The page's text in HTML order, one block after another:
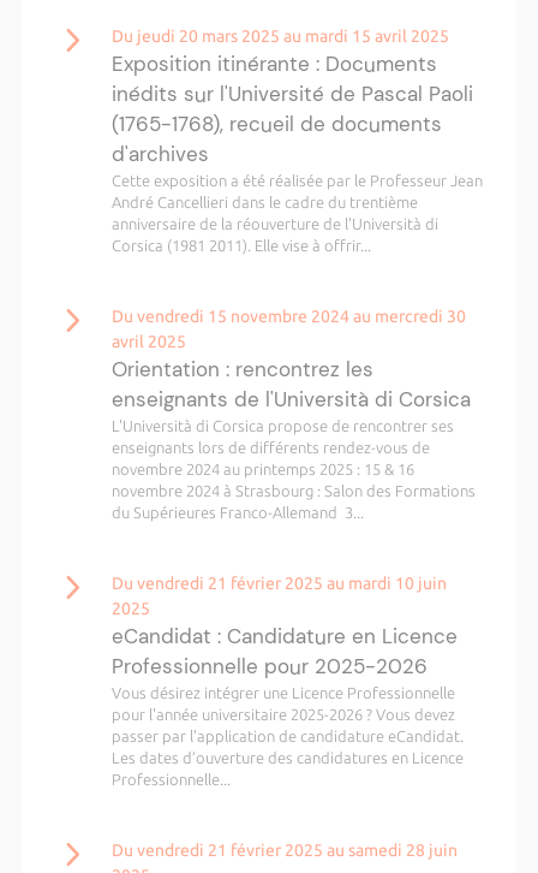
Du jeudi 20 mars 2025 au mardi 15 avril 2025
Exposition itinérante : Documents
inédits sur l'Université de Pascal Paoli
(1765-1768), recueil de documents
d'archives
Cette exposition a été réalisée par le Professeur Jean
André Cancellieri dans le cadre du trentième
anniversaire de la réouverture de l'Università di
Corsica (1981 2011). Elle vise à offrir...
Du vendredi 15 novembre 2024 au mercredi 30
avril 2025
Orientation : rencontrez les
enseignants de l'Università di Corsica
L'Università di Corsica propose de rencontrer ses
enseignants lors de différents rendez-vous de
novembre 2024 au printemps 2025 : 15 & 16
novembre 2024 à Strasbourg : Salon des Formations
du Supérieures Franco-Allemand 3...
Du vendredi 21 février 2025 au mardi 10 juin
2025
eCandidat : Candidature en Licence
Professionnelle pour 2025-2026
Vous désirez intégrer une Licence Professionnelle
pour l'année universitaire 2025-2026 ? Vous devez
passer par l'application de candidature eCandidat.
Les dates d’ouverture des candidatures en Licence
Professionnelle...
Du vendredi 21 février 2025 au samedi 28 juin